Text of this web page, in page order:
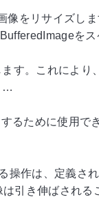
をリサイズし
を
す。これにより
…
るために使用で
操作は、定義さ
引き伸ばされる